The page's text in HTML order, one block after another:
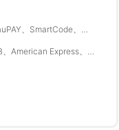
、SmartCode、
American Express、